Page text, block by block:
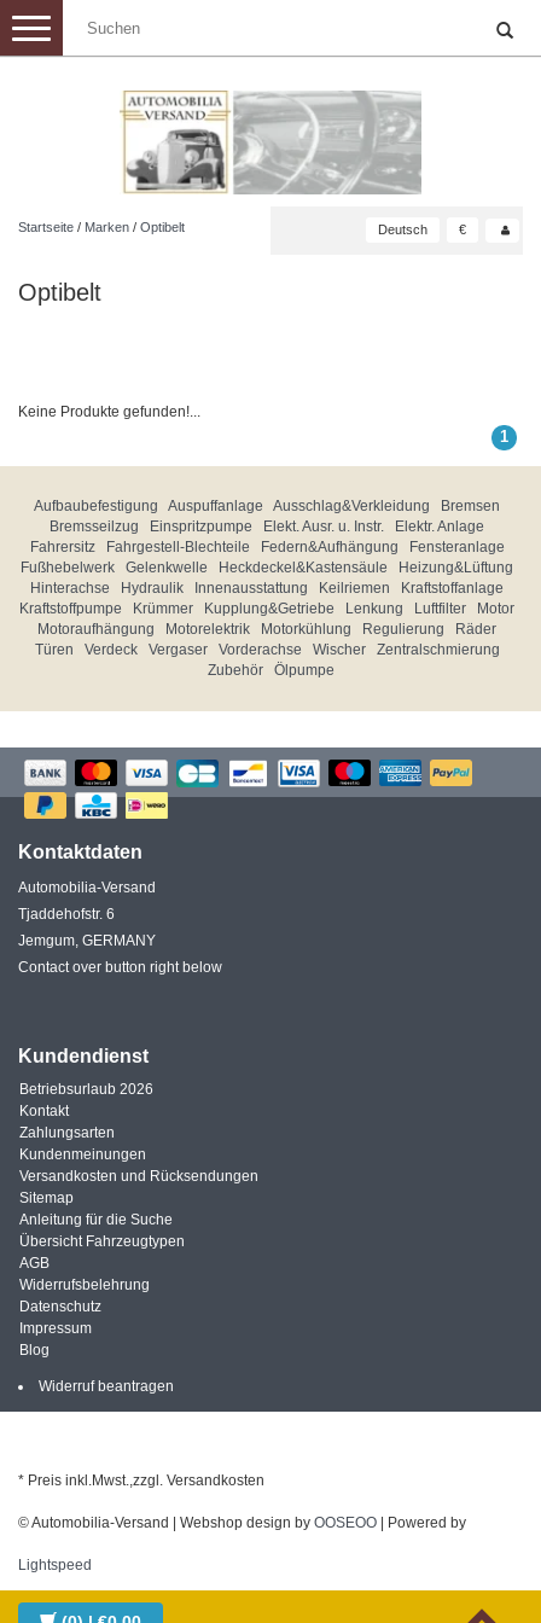
Toggle
navigation
Startseite / Marken / Optibelt Deutsch €
Optibelt
Keine Produkte gefunden!...
1
Aufbaubefestigung Auspuffanlage Ausschlag&Verkleidung
Bremsen
Bremsseilzug
Einspritzpumpe Elekt. Ausr. u. Instr.
Elektr. Anlage
Fahrersitz
Fahrgestell-Blechteile Federn&Aufhängung
Fensteranlage
Fußhebelwerk
Gelenkwelle Heckdeckel&Kastensäule
Heizung&Lüftung
Hinterachse
Hydraulik Innenausstattung Keilriemen
Kraftstoffanlage
Kraftstoffpumpe
Krümmer Kupplung&Getriebe Lenkung Luftfilter
Motor
Motoraufhängung
Motorelektrik Motorkühlung Regulierung
Räder
Türen
Verdeck Vergaser Vorderachse Wischer
Zentralschmierung
Zubehör
Ölpumpe
Kontaktdaten
Automobilia-Versand
Tjaddehofstr. 6
Jemgum, GERMANY
Contact over button right below
Kundendienst
Betriebsurlaub 2026
Kontakt
Zahlungsarten
Kundenmeinungen
Versandkosten und Rücksendungen
Sitemap
Anleitung für die Suche
Übersicht Fahrzeugtypen
AGB
Widerrufsbelehrung
Datenschutz
Impressum
Blog
Widerruf beantragen
* Preis inkl.Mwst.,zzgl. Versandkosten
© Automobilia-Versand | Webshop design by OOSEOO | Powered by
Lightspeed